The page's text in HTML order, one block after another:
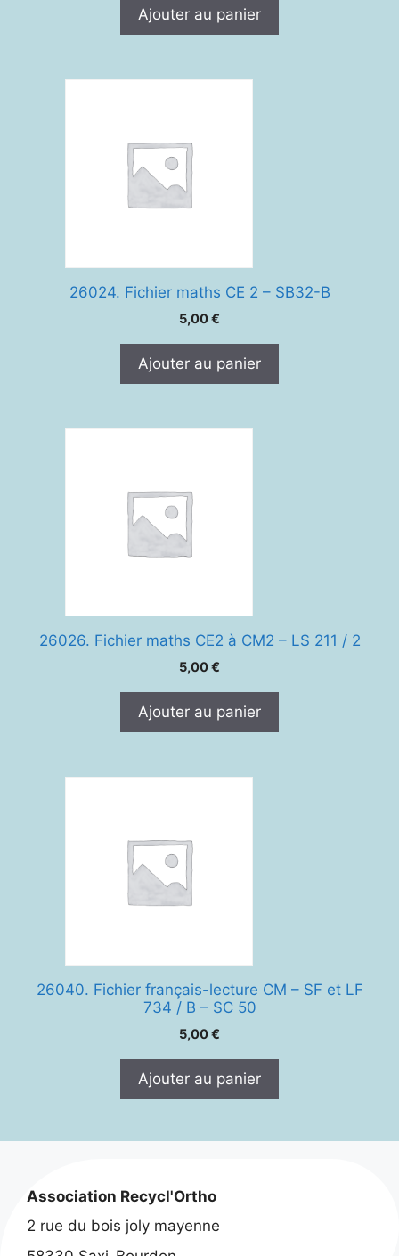
Ajouter au panier
26024. Fichier maths CE 2 – SB32-B
5,00€
Ajouter au panier
26026. Fichier maths CE2 à CM2 – LS 211 / 2
5,00€
Ajouter au panier
26040. Fichier français-lecture CM – SF et LF
734 / B – SC 50
5,00€
Ajouter au panier
Association Recycl'Ortho
2 rue du bois joly mayenne